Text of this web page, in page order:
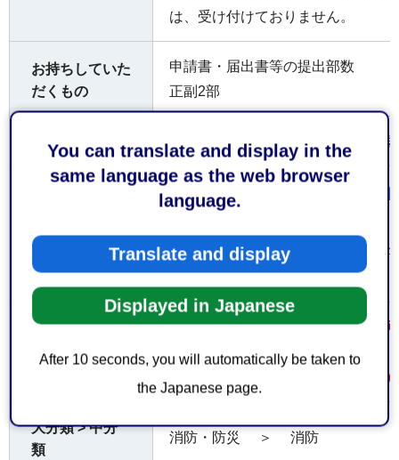
You can translate and display in the
same language as the web browser
language.
Translate and display
Displayed in Japanese
After 10 seconds, you will automatically be taken to
the Japanese page.
は、受け付けておりません。
お持ちしていた
だくもの
申請書・届出書等の提出部数
正副2部
費用 内容によって手数料が係る場合が
ムページ
静岡県危機管理部消防保安課(
経済産業省産業保安(外部サイ
リンク）
注意事項
事務処理に係る標準処理期間（許
間）
14日（土日祝日等の閉庁日を除く）
大分類 > 中分
類
消防・防災 ＞ 消防